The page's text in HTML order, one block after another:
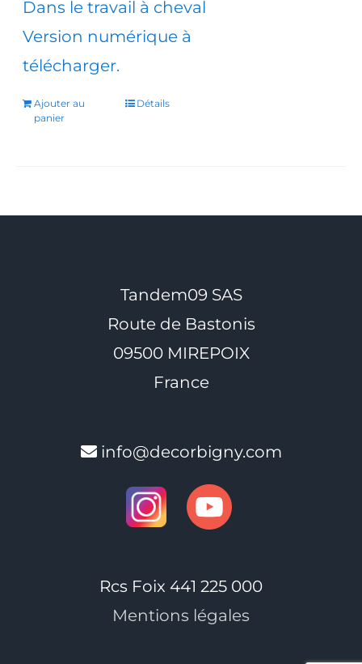
Dans le travail à cheval
Version numérique à
télécharger.
Ajouter au
panier
Détails
Tandem09 SAS
Route de Bastonis
09500 MIREPOIX
France
info@decorbigny.com
Rcs Foix 441 225 000
Mentions légales